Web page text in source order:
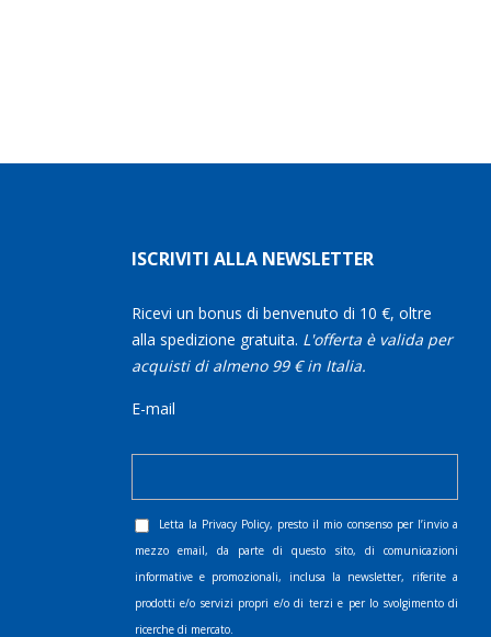
ISCRIVITI ALLA NEWSLETTER
Ricevi un bonus di benvenuto di 10 €, oltre
alla spedizione gratuita. L'offerta è valida per
acquisti di almeno 99 € in Italia.
E-mail
Letta la Privacy Policy, presto il mio consenso per l’invio a
mezzo email, da parte di questo sito, di comunicazioni
informative e promozionali, inclusa la newsletter, riferite a
prodotti e/o servizi propri e/o di terzi e per lo svolgimento di
ricerche di mercato.